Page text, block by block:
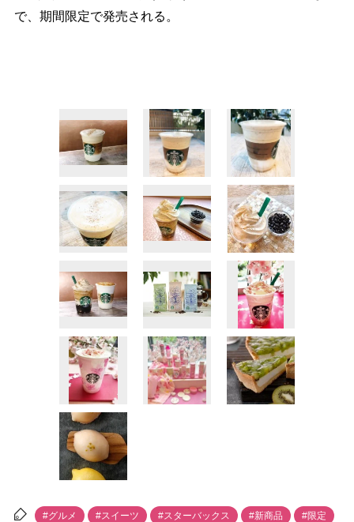
で、期間限定で発売される。
#グルメ #スイーツ #スターバックス #新商品 #限定